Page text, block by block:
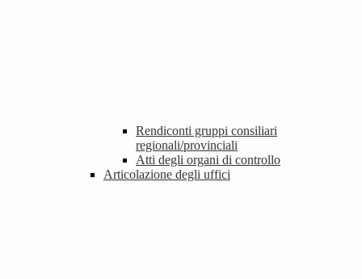
Rendiconti gruppi consiliari
regionali/provinciali
Atti degli organi di controllo
Articolazione degli uffici